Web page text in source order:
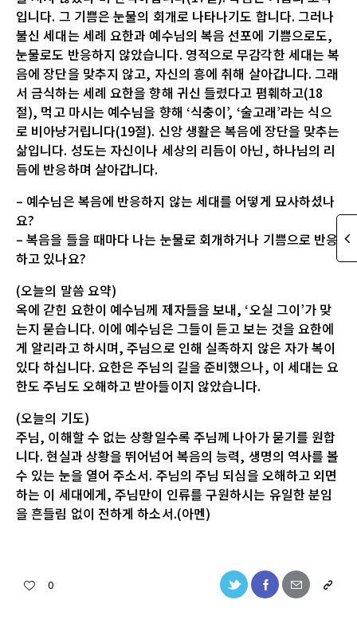
입니다. 그 기쁨은 눈물의 회개로 나타나기도 합니다. 그러나
불신 세대는 세례 요한과 예수님의 복음 선포에 기쁨으로도,
눈물로도 반응하지 않았습니다. 영적으로 무감각한 세대는 복
음에 장단을 맞추지 않고, 자신의 흥에 취해 살아갑니다. 그래
서 금식하는 세례 요한을 향해 귀신 들렸다고 폄훼하고(18
절), 먹고 마시는 예수님을 향해 ‘식충이’, ‘술고래’라는 식으
로 비아냥거립니다(19절). 신앙 생활은 복음에 장단을 맞추는
삶입니다. 성도는 자신이나 세상의 리듬이 아닌, 하나님의 리
듬에 반응하며 살아갑니다.
– 예수님은 복음에 반응하지 않는 세대를 어떻게 묘사하셨나
요?
– 복음을 들을 때마다 나는 눈물로 회개하거나 기쁨으로 반응
하고 있나요?
(오늘의 말씀 요약)
옥에 갇힌 요한이 예수님께 제자들을 보내, ‘오실 그이’가 맞
는지 묻습니다. 이에 예수님은 그들이 듣고 보는 것을 요한에
게 알리라고 하시며, 주님으로 인해 실족하지 않은 자가 복이
있다 하십니다. 요한은 주님의 길을 준비했으나, 이 세대는 요
한도 주님도 오해하고 받아들이지 않았습니다.
(오늘의 기도)
주님, 이해할 수 없는 상황일수록 주님께 나아가 묻기를 원합
니다. 현실과 상황을 뛰어넘어 복음의 능력, 생명의 역사를 볼
수 있는 눈을 열어 주소서. 주님의 주님 되심을 오해하고 외면
하는 이 세대에게, 주님만이 인류를 구원하시는 유일한 분임
을 흔들림 없이 전하게 하소서.(아멘)
0